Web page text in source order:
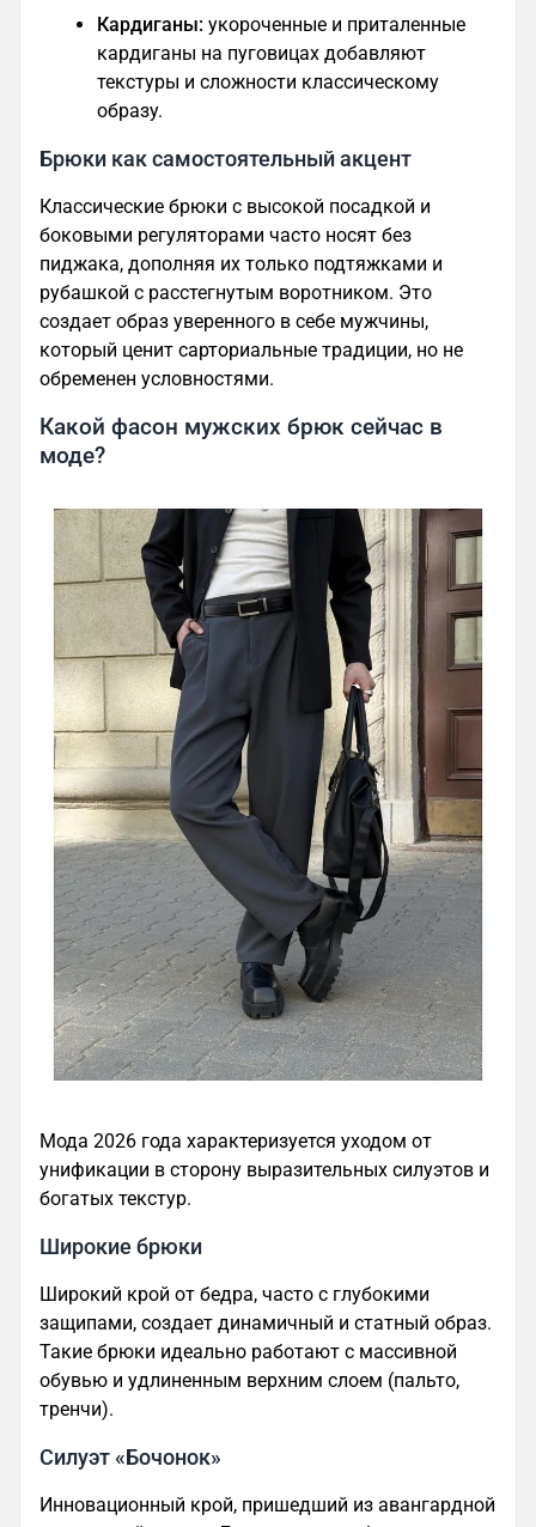
Кардиганы: укороченные и приталенные
кардиганы на пуговицах добавляют
текстуры и сложности классическому
образу.
Брюки как самостоятельный акцент
Классические брюки с высокой посадкой и
боковыми регуляторами часто носят без
пиджака, дополняя их только подтяжками и
рубашкой с расстегнутым воротником. Это
создает образ уверенного в себе мужчины,
который ценит сарториальные традиции, но не
обременен условностями.
Какой фасон мужских брюк сейчас в
моде?
Мода 2026 года характеризуется уходом от
унификации в сторону выразительных силуэтов и
богатых текстур.
Широкие брюки
Широкий крой от бедра, часто с глубокими
защипами, создает динамичный и статный образ.
Такие брюки идеально работают с массивной
обувью и удлиненным верхним слоем (пальто,
тренчи).
Силуэт «Бочонок»
Инновационный крой, пришедший из авангардной